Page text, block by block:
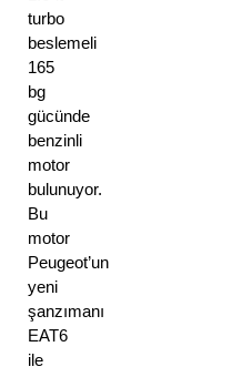
turbo
beslemeli
165
bg
gücünde
benzinli
motor
bulunuyor.
Bu
motor
Peugeot’un
yeni
şanzımanı
EAT6
ile